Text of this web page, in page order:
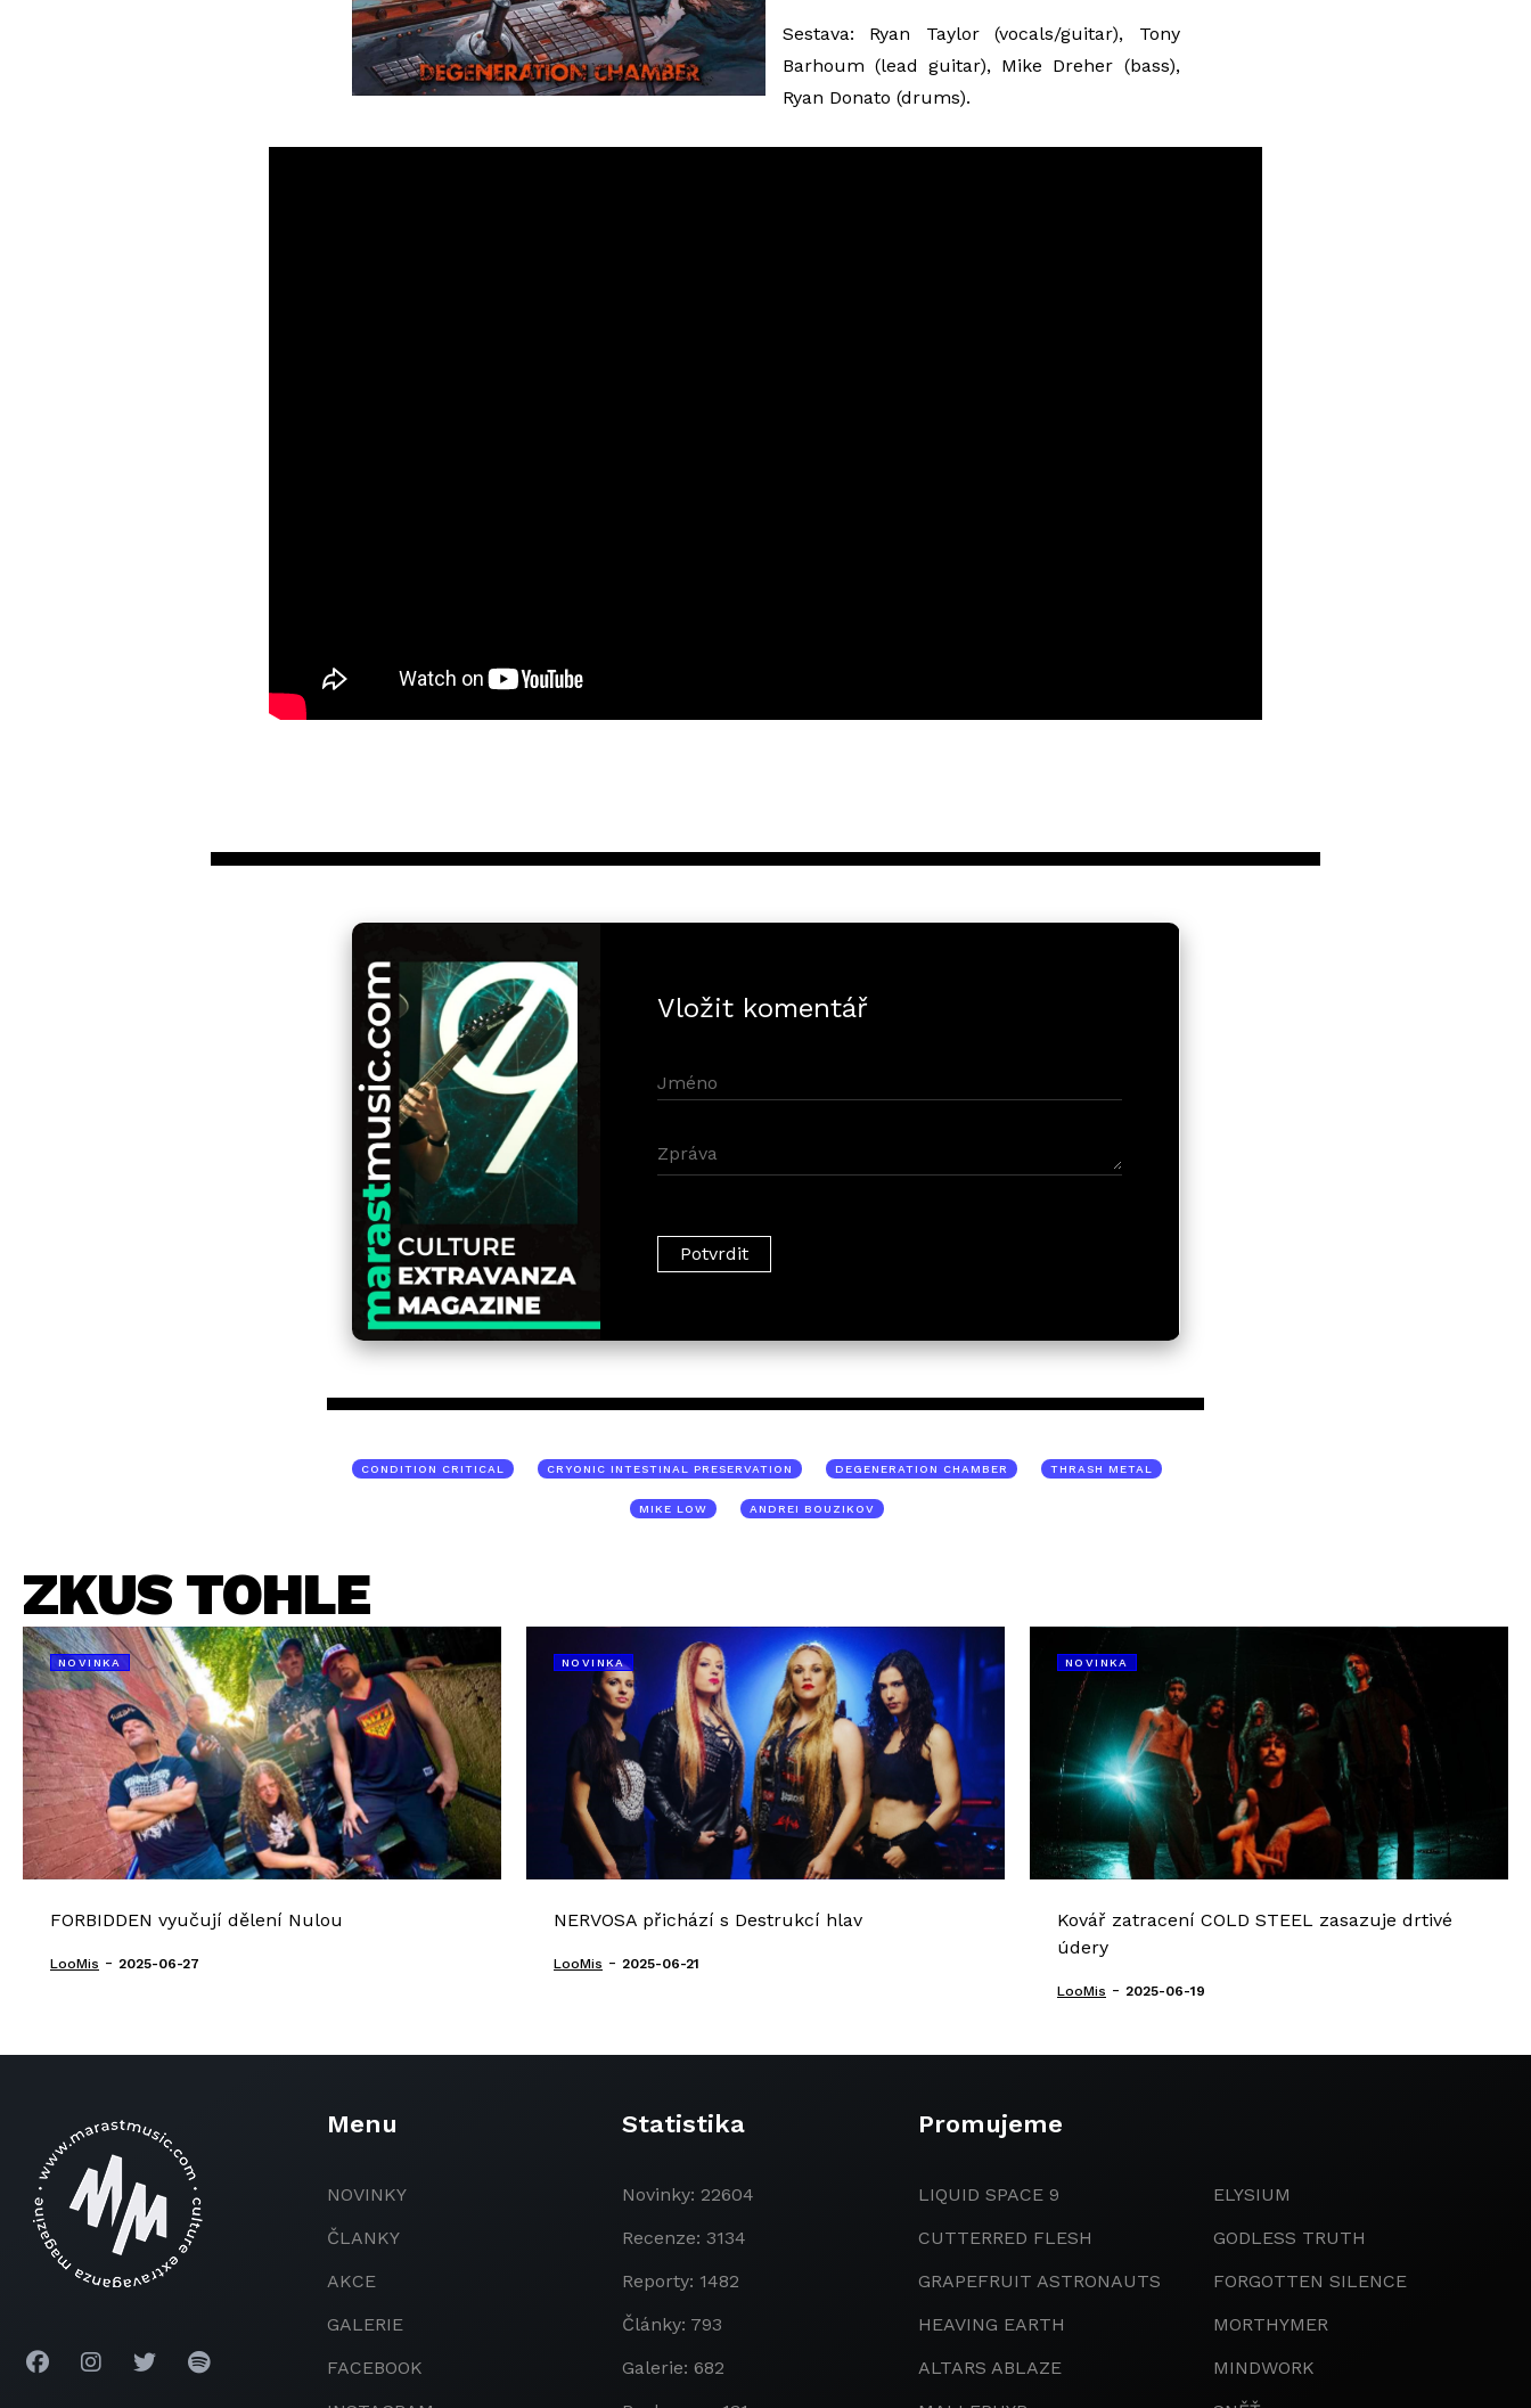
Sestava: Ryan Taylor (vocals/guitar), Tony
Barhoum (lead guitar), Mike Dreher (bass),
Ryan Donato (drums).
Vložit komentář
CONDITION CRITICAL CRYONIC INTESTINAL PRESERVATION DEGENERATION CHAMBER THRASH METAL
MIKE LOW ANDREI BOUZIKOV
ZKUS TOHLE
NOVINKA
FORBIDDEN vyučují dělení Nulou
LooMis - 2025-06-27
NOVINKA
NERVOSA přichází s Destrukcí hlav
LooMis - 2025-06-21
NOVINKA
Kovář zatracení COLD STEEL zasazuje drtivé
údery
LooMis - 2025-06-19
Menu
NOVINKY
ČLANKY
AKCE
GALERIE
FACEBOOK
Statistika
Novinky: 22604
Recenze: 3134
Reporty: 1482
Články: 793
Galerie: 682
Promujeme
LIQUID SPACE 9
CUTTERRED FLESH
GRAPEFRUIT ASTRONAUTS
HEAVING EARTH
ALTARS ABLAZE
ELYSIUM
GODLESS TRUTH
FORGOTTEN SILENCE
MORTHYMER
MINDWORK